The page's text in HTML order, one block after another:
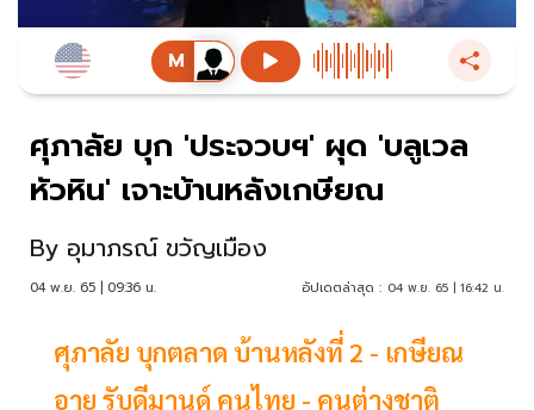
ศุภาลัย บุก 'ประจวบฯ' ผุด 'บลูเวล
หัวหิน' เจาะบ้านหลังเกษียณ
By อุมาภรณ์ ขวัญเมือง
04 พ.ย. 65 | 09:36 น. อัปเดตล่าสุด : 04 พ.ย. 65 | 16:42 น.
ศุภาลัย บุกตลาด บ้านหลังที่ 2 - เกษียณ
อายุ รับดีมานด์ คนไทย - คนต่างชาติ